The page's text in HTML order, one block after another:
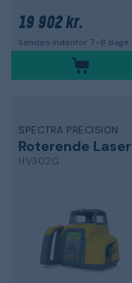
19 902 kr.
Sendes indenfor 7-8 dage
SPECTRA PRECISION
Roterende Laser
HV302G